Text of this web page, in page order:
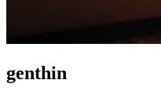
genthin